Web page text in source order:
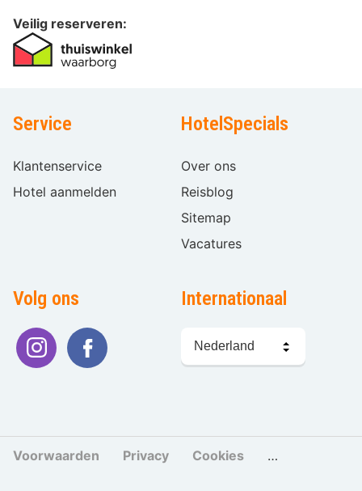
Veilig reserveren:
Service
Klantenservice
Hotel aanmelden
HotelSpecials
Over ons
Reisblog
Sitemap
Vacatures
Volg ons Internationaal
kiezen
Voorwaarden Privacy Cookies Cookies